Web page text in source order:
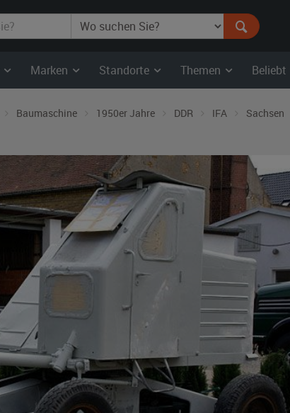
Marken Standorte Themen Beliebt
Baumaschine 1950er Jahre DDR IFA Sachsen